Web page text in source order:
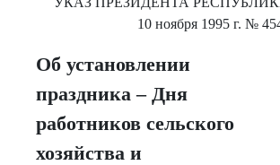
10 ноября 1995 г. №
Об установлении
праздника – Дня
работников сельского
хозяйства и